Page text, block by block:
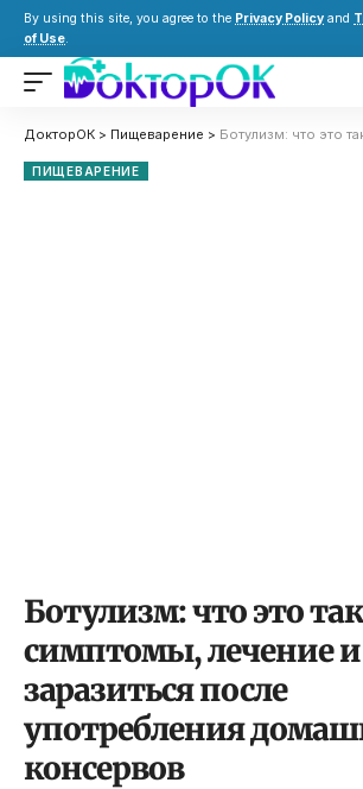
By using this site, you agree to the Privacy Policy and
of Use.
ДокторОК > Пищеварение > Ботулизм: что это такое, симптомы, лечение и как не
ПИЩЕВАРЕНИЕ
Ботулизм: что это
симптомы, лечение и
заразиться после
употребления
консервов